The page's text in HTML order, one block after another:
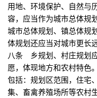
用地、环境保护、自然与
容，应当作为城市总体
城市总体规划、镇总体规
体规划还应当对城市更
八条 乡规划、村庄规划
愿，体现地方和农村特
包括：规划区范围，住宅
集、畜禽养殖场所等农村